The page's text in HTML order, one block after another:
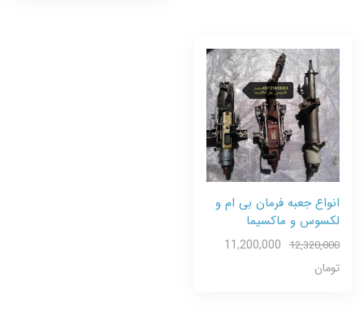
انواع جعبه فرمان بی ام و
لکسوس و ماکسیما
12,320,000
11,200,000
تومان